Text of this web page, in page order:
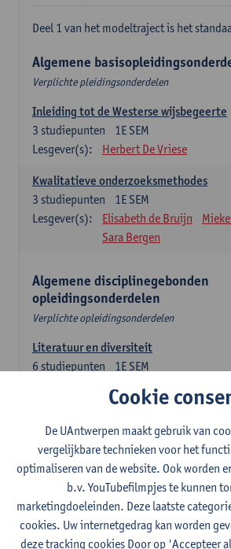
Deel 1 van het modeltraject is het
Algemene
Verplichte pleidingsonderdelen
Inleiding tot de Westerse wijsbegeerte
1E SEM
3 studiepunten
Lesgever(s):
Herbert De Vriese
Kwalitatieve onderzoeksmethodes
1E SEM
3 studiepunten
Lesgever(s):
Elisabeth de Bruijn
Sara Bergen
Algemene disciplinegebonden
opleidingsonderdelen
Verplichte opleidingsonderdelen
Literatuur en diversiteit
1E SEM
6 studiepunten
Remco Sleiderink
2E SEM
studiepunten
Lesgever(s):
Astrid De Wit Peter Petré
Engels: verplichte
Engels: taalbeheersing 1
Cookie
De UAntwerpen maakt gebruik van
vergelijkbare technieken voor het
optimaliseren van de website. Ook worden
b.v. YouTubefilmpjes te kunnen
marketingdoeleinden. Deze laatste
cookies. Uw internetgedrag kan worden
deze tracking cookies Door op 'Accepteer